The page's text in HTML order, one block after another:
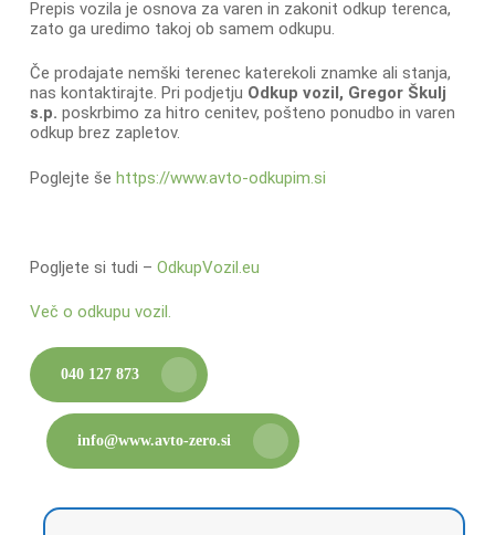
Prepis vozila je osnova za varen in zakonit odkup terenca,
zato ga uredimo takoj ob samem odkupu.
Če prodajate nemški terenec katerekoli znamke ali stanja,
nas kontaktirajte. Pri podjetju Odkup vozil, Gregor Škulj
s.p. poskrbimo za hitro cenitev, pošteno ponudbo in varen
odkup brez zapletov.
Poglejte še https://www.avto-odkupim.si
Pogljete si tudi – OdkupVozil.eu
Več o odkupu vozil.
040 127 873
info@www.avto-zero.si